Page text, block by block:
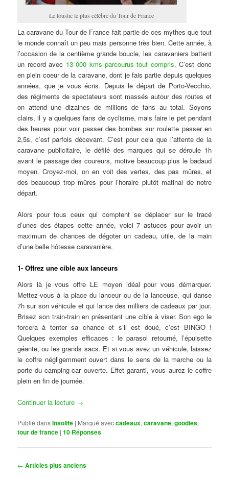
Le loustic le plus célèbre du Tour de France
La caravane du Tour de France fait partie de ces mythes que tout
le monde connaît un peu mais personne très bien. Cette année, à
l’occasion de la centième grande boucle, les caravaniers battent
un record avec 13 000 kms parcourus tout compris. C’est donc
en plein coeur de la caravane, dont je fais partie depuis quelques
années, que je vous écris. Depuis le départ de Porto-Vecchio,
des régiments de spectateurs sont massés autour des routes et
on attend une dizaines de millions de fans au total. Soyons
clairs, il y a quelques fans de cyclisme, mais faire le pet pendant
des heures pour voir passer des bombes sur roulette passer en
2,5s, c’est parfois décevant. C’est pour cela que l’attente de la
caravane publicitaire, le défilé des marques qui se déroule 1h
avant le passage des coureurs, motive beaucoup plus le badaud
moyen. Croyez-moi, on en voit des vertes, des pas mûres, et
des beaucoup trop mûres pour l’horaire plutôt matinal de notre
départ.
Alors pour tous ceux qui comptent se déplacer sur le tracé
d’unes des étapes cette année, voici 7 astuces pour avoir un
maximum de chances de dégoter un cadeau, utile, de la main
d’une belle hôtesse caravanière.
1- Offrez une cible aux lanceurs
Alors là je vous offre LE moyen idéal pour vous démarquer.
Mettez-vous à la place du lanceur ou de la lanceuse, qui danse
7h sur son véhicule et qui lance des milliers de cadeaux par jour.
Brisez son train-train en présentant une cible à viser. Son ego le
forcera à tenter sa chance et s’il est doué, c’est BINGO !
Quelques exemples efficaces : le parasol retourné, l’épuisette
géante, ou les grands sacs. Et si vous avez un véhicule, laissez
le coffre négligemment ouvert dans le sens de la marche ou la
porte du camping-car ouverte. Effet garanti, vous aurez le coffre
plein en fin de journée.
Continuer la lecture →
Publié dansInsolite | Marqué aveccadeaux,caravane,goodies,
tour de france |10 Réponses
Navigation
← Articles plus anciens